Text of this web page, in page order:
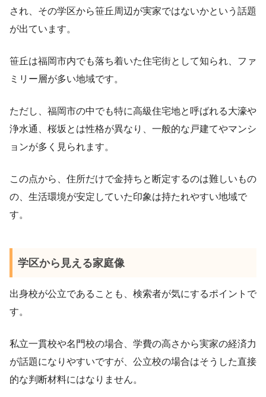
され、その学区から笹丘周辺が実家ではないかという話題
が出ています。
笹丘は福岡市内でも落ち着いた住宅街として知られ、ファ
ミリー層が多い地域です。
ただし、福岡市の中でも特に高級住宅地と呼ばれる大濠や
浄水通、桜坂とは性格が異なり、一般的な戸建てやマンシ
ョンが多く見られます。
この点から、住所だけで金持ちと断定するのは難しいもの
の、生活環境が安定していた印象は持たれやすい地域で
す。
学区から見える家庭像
出身校が公立であることも、検索者が気にするポイントで
す。
私立一貫校や名門校の場合、学費の高さから実家の経済力
が話題になりやすいですが、公立校の場合はそうした直接
的な判断材料にはなりません。